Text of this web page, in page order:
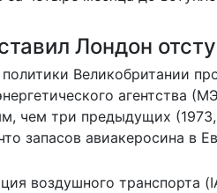
Лондон
Великобритании
агентства
чем три предыдущих
запасов авиакеросина в
воздушного транспорта